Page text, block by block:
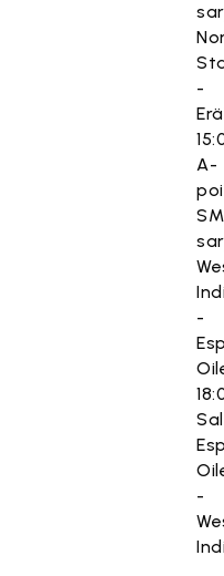
-
A-
-
-